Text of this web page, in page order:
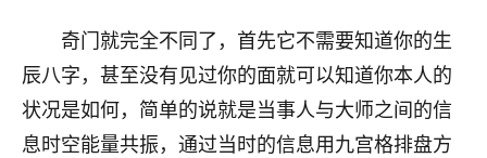
奇门就完全不同了，首先它不需要知道你的生
辰八字，甚至没有见过你的面就可以知道你本人的
状况是如何，简单的说就是当事人与大师之间的信
息时空能量共振，通过当时的信息用九宫格排盘方
址、风水、还有开业日子，哪哪都看了，虽然
大环境不好，但是我家生意还可以，前几天又
刚找老师做了补财库，希望财运更好一点！
2小时前 来自海南